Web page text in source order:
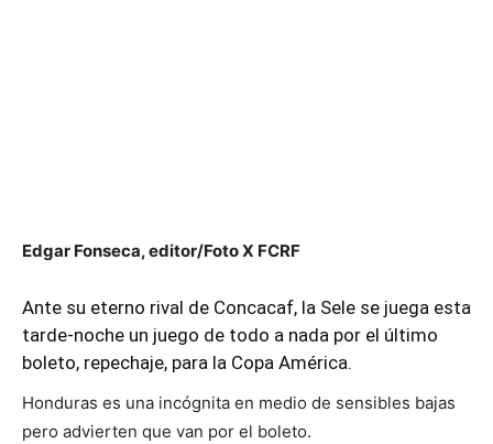
Edgar Fonseca, editor/Foto X FCRF
Ante su eterno rival de Concacaf, la Sele se juega esta
tarde-noche un juego de todo a nada por el último
boleto, repechaje, para la Copa América.
Honduras es una incógnita en medio de sensibles bajas
pero advierten que van por el boleto.